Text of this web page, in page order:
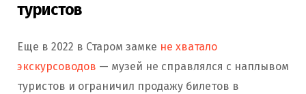
туристов
Еще в 2022 в Старом замке не хватало
экскурсоводов — музей не справлялся с наплывом
туристов и ограничил продажу билетов в